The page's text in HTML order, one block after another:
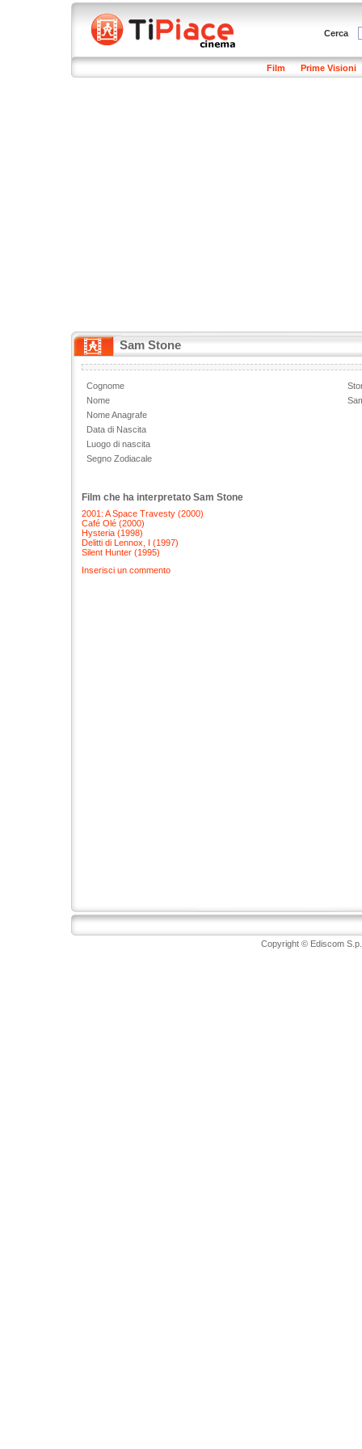
Cerca
Film Prime Visioni
Sam Stone
Cognome
Nome
Nome Anagrafe
Data di Nascita
Luogo di nascita
Segno Zodiacale
Film che ha interpretato Sam Stone
2001: A Space Travesty (2000)
Café Olé (2000)
Hysteria (1998)
Delitti di Lennox, I (1997)
Silent Hunter (1995)
Inserisci un commento
Copyright © Ediscom